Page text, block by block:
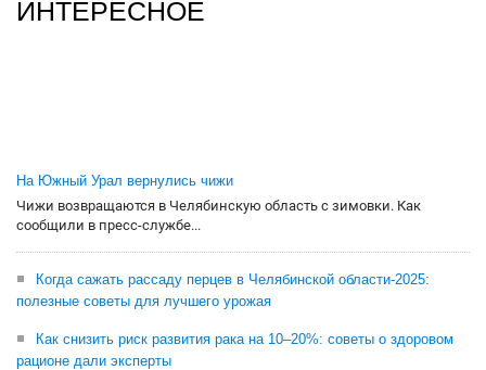
ИНТЕРЕСНОЕ
На Южный Урал вернулись чижи
Чижи возвращаются в Челябинскую область с зимовки. Как
сообщили в пресс-службе...
Когда сажать рассаду перцев в Челябинской области-2025:
полезные советы для лучшего урожая
Как снизить риск развития рака на 10–20%: советы о здоровом
рационе дали эксперты